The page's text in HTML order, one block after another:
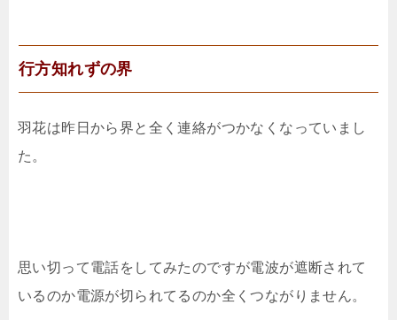
行方知れずの界
羽花は昨日から界と全く連絡がつかなくなっていまし
た。
思い切って電話をしてみたのですが電波が遮断されて
いるのか電源が切られてるのか全くつながりません。